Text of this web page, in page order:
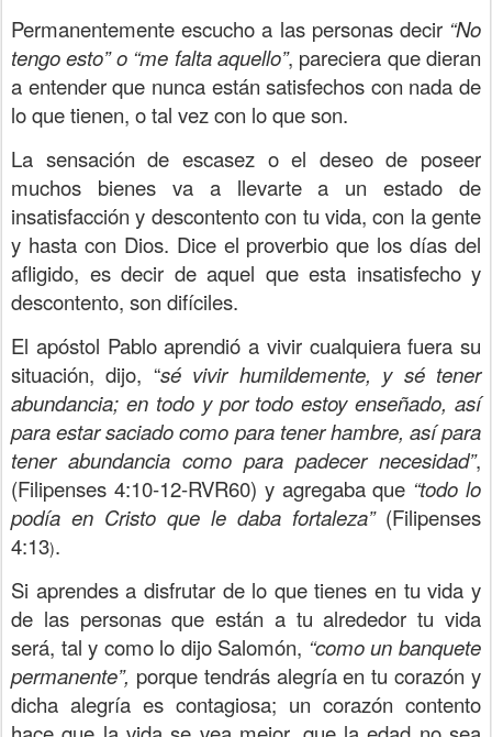
Permanentemente escucho a las personas decir “No
tengo esto” o “me falta aquello”, pareciera que dieran
a entender que nunca están satisfechos con nada de
lo que tienen, o tal vez con lo que son.
La sensación de escasez o el deseo de poseer
muchos bienes va a llevarte a un estado de
insatisfacción y descontento con tu vida, con la gente
y hasta con Dios. Dice el proverbio que los días del
afligido, es decir de aquel que esta insatisfecho y
descontento, son difíciles.
El apóstol Pablo aprendió a vivir cualquiera fuera su
situación, dijo, “sé vivir humildemente, y sé tener
abundancia; en todo y por todo estoy enseñado, así
para estar saciado como para tener hambre, así para
tener abundancia como para padecer necesidad”,
(Filipenses 4:10-12-RVR60) y agregaba que “todo lo
podía en Cristo que le daba fortaleza” (Filipenses
4:13).
Si aprendes a disfrutar de lo que tienes en tu vida y
de las personas que están a tu alrededor tu vida
será, tal y como lo dijo Salomón, “como un banquete
permanente”, porque tendrás alegría en tu corazón y
dicha alegría es contagiosa; un corazón contento